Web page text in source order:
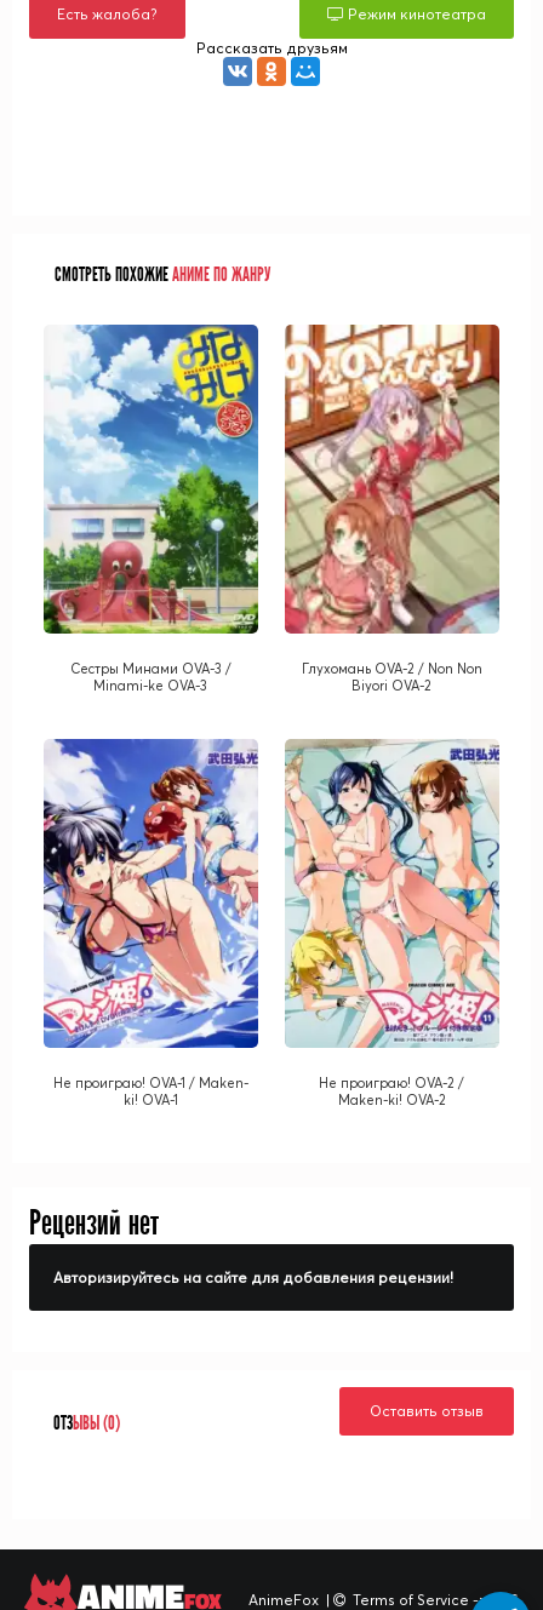
Есть жалоба?
Режим кинотеатра
Рассказать друзьям
СМОТРЕТЬ ПОХОЖИЕАНИМЕ ПО ЖАНРУ
Сестры Минами OVA-3 /
Minami-ke OVA-3
Глухомань OVA-2 / Non Non
Biyori OVA-2
Не проиграю! OVA-1 / Maken-
ki! OVA-1
Не проиграю! OVA-2 /
Maken-ki! OVA-2
Рецензий нет
Авторизируйтесь на сайте для добавления рецензии!
ОТЗЫВЫ (0)
Оставить отзыв
ANIMEFOX AnimeFox | Terms of Service -> TOS